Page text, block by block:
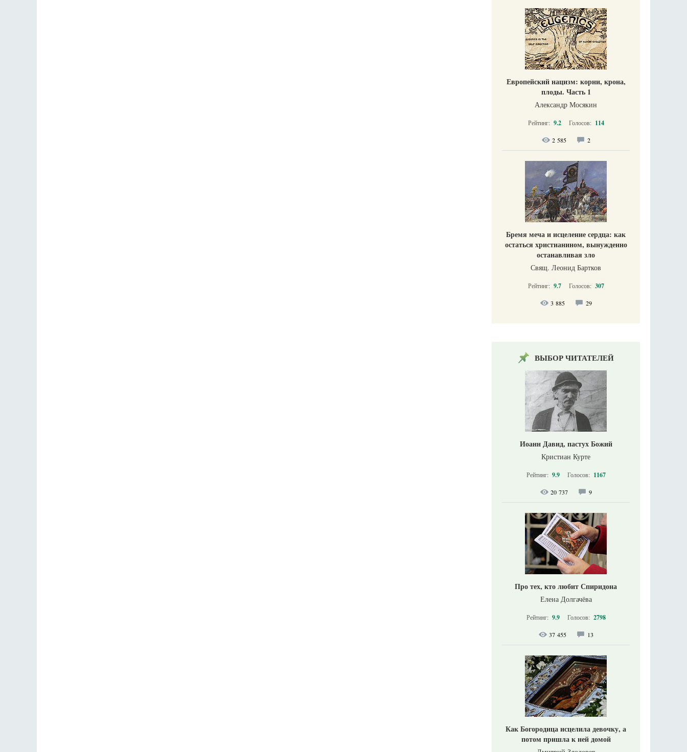
Европейский нацизм: корни, крона,
плоды. Часть 1
Александр Мосякин
Рейтинг: 9.2 Голосов: 114
2 585 2
Бремя меча и исцеление сердца: как
остаться христианином, вынужденно
останавливая зло
Свящ. Леонид Бартков
Рейтинг: 9.7 Голосов: 307
3 885 29
ВЫБОР ЧИТАТЕЛЕЙ
Иоанн Давид, пастух Божий
Кристиан Курте
Рейтинг: 9.9 Голосов: 1167
20 737 9
Про тех, кто любит Спиридона
Елена Долгачёва
Рейтинг: 9.9 Голосов: 2798
37 455 13
Как Богородица исцелила девочку, а
потом пришла к ней домой